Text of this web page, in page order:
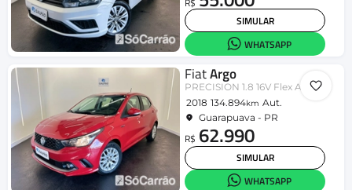
SIMULAR
WHATSAPP
FiatArgo
PRECISION 1.8 16V Flex Aut.
2018 134.894km Aut.
Guarapuava - PR
R$ 62.990
SIMULAR
WHATSAPP